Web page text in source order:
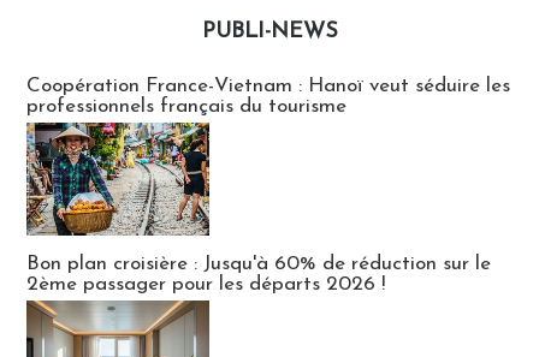
PUBLI-NEWS
Coopération France-Vietnam : Hanoï veut séduire les
professionnels français du tourisme
Bon plan croisière : Jusqu'à 60% de réduction sur le
2ème passager pour les départs 2026 !